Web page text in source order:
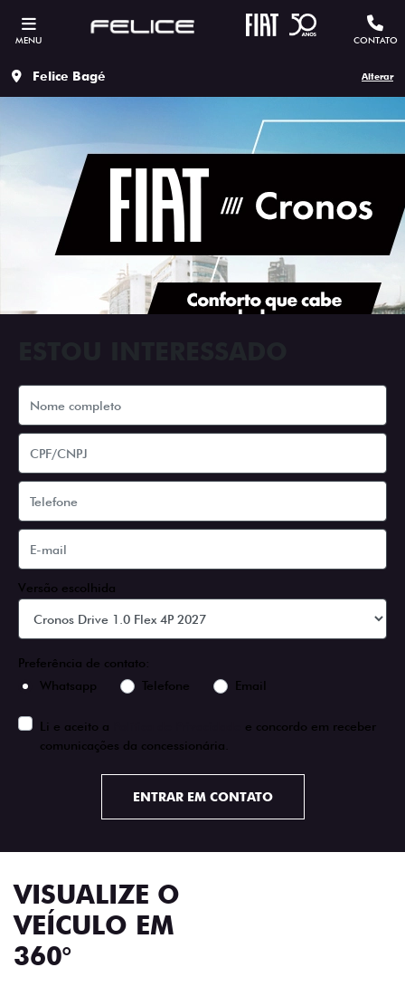
MENU CONTATO
Felice Bagé Alterar
Versão escolhida
Preferência de contato:
Whatsapp
Telefone Email
Li e aceito a
e concordo em receber
comunicações da concessionária.
ENTRAR EM CONTATO
VISUALIZE O
VEÍCULO EM
360°